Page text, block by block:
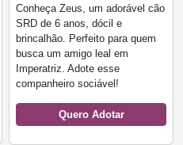
Conheça Zeus, um adorável cão
SRD de 6 anos, dócil e
brincalhão. Perfeito para quem
busca um amigo leal em
Imperatriz. Adote esse
companheiro sociável!
Quero Adotar